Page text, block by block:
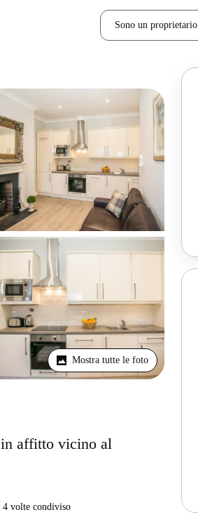
Sono un proprietario
Mostra tutte le foto
in affitto vicino al
4 volte condiviso